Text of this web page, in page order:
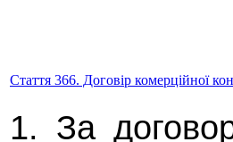
Стаття 366. Договір комерційної
1. За